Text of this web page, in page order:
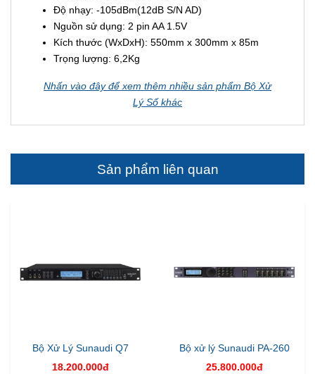
Độ nhạy: -105dBm(12dB S/N AD)
Nguồn sử dụng: 2 pin AA 1.5V
Kích thước (WxDxH): 550mm x 300mm x 85m
Trọng lượng: 6,2Kg
Nhấn vào đây để xem thêm nhiều sản phẩm Bộ Xử
Lý Số khác
Sản phẩm liên quan
Bộ Xử Lý Sunaudi Q7
18.200.000đ
Bộ xử lý Sunaudi PA-260
25.800.000đ